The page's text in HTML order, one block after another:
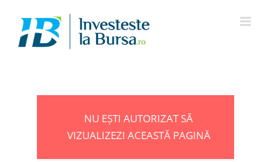
content
NU EȘTI AUTORIZAT SĂ
VIZUALIZEZI ACEASTĂ PAGINĂ